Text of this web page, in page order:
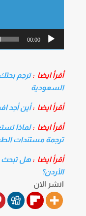
00:00
أقرأ ايضا :ترجم
السعودية
أقرأ ايضا : أين أجد
أقرأ ايضا :لماذا
ترجمة مستندات
أقرأ ايضا : هل تبحث
الأردن؟
انشر الان